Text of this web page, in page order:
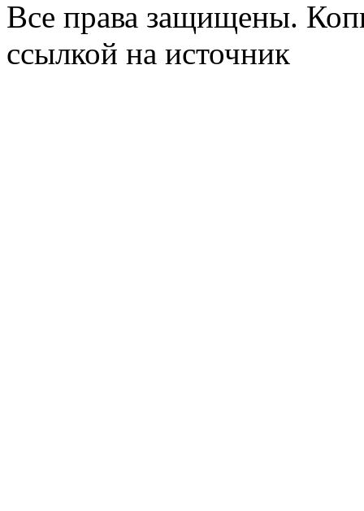
Все права защищены.
ссылкой на источник